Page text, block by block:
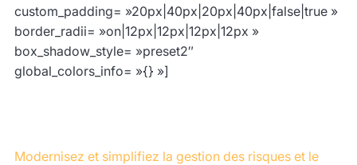
custom_padding= »20px|40px|20px|40px|false|true »
border_radii= »on|12px|12px|12px|12px »
box_shadow_style= »preset2″
global_colors_info= »{} »]
Modernisez et simplifiez la gestion des risques et le